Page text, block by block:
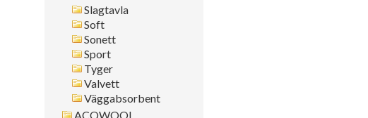
Slagtavla
Soft
Sonett
Sport
Tyger
Valvett
Väggabsorbent
ACQWOOL